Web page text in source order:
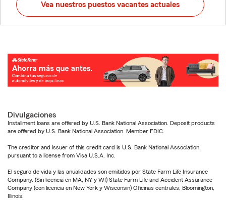
Vea nuestros puestos vacantes actuales
Divulgaciones
Installment loans are offered by U.S. Bank National Association. Deposit products
are offered by U.S. Bank National Association. Member FDIC.
The creditor and issuer of this credit card is U.S. Bank National Association,
pursuant to a license from Visa U.S.A. Inc.
El seguro de vida y las anualidades son emitidos por State Farm Life Insurance
Company. (Sin licencia en MA, NY y WI) State Farm Life and Accident Assurance
Company (con licencia en New York y Wisconsin) Oficinas centrales, Bloomington,
Illinois.